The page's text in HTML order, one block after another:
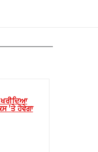
'ਤੇ ਹੋਵੇਗਾ